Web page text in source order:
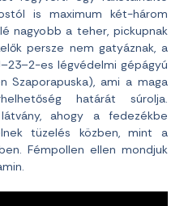
is maximum két-három
nagyobb a teher, pickupnak
persze nem gatyáznak, a
es légvédelmi gépágyú
Szaporapuska), ami a maga
határát súrolja.
ahogy a fedezékbe
tüzelés közben, mint a
Fémpollen ellen mondjuk